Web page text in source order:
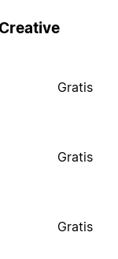
Gratis
Gratis
Gratis